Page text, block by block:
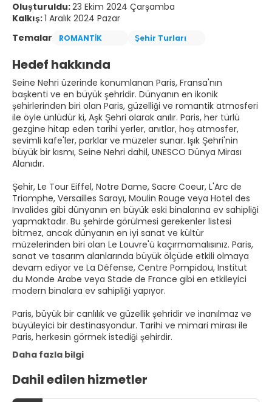
Oluşturuldu:23 Ekim 2024 Çarşamba
Kalkış:1 Aralık 2024 Pazar
Temalar
ROMANTİK Şehir Turları
Hedef hakkında
Seine Nehri üzerinde konumlanan Paris, Fransa'nın
başkenti ve en büyük şehridir. Dünyanın en ikonik
şehirlerinden biri olan Paris, güzelliği ve romantik atmosferi
ile öyle ünlüdür ki, Aşk Şehri olarak anılır. Paris, her türlü
gezgine hitap eden tarihi yerler, anıtlar, hoş atmosfer,
sevimli kafe'ler, parklar ve müzeler sunar. Işık Şehri'nin
büyük bir kısmı, Seine Nehri dahil, UNESCO Dünya Mirası
Alanıdır.
Şehir, Le Tour Eiffel, Notre Dame, Sacre Coeur, L'Arc de
Triomphe, Versailles Sarayı, Moulin Rouge veya Hotel des
Invalides gibi dünyanın en büyük eski binalarına ev sahipliği
yapmaktadır. Bu şehirde görülmesi gerekenler listesi
bitmez, ancak dünyanın en iyi sanat ve kültür
müzelerinden biri olan Le Louvre'ü kaçırmamalısınız. Paris,
sanat ve tasarım alanlarında büyük ölçüde etkili olmaya
devam ediyor ve La Défense, Centre Pompidou, Institut
du Monde Arabe veya Stade de France gibi en etkileyici
modern binalara ev sahipliği yapıyor.
Paris, büyük bir canlılık ve güzellik şehridir ve inanılmaz ve
büyüleyici bir destinasyondur. Tarihi ve mimari mirası ile
Paris, herkesin görmek istediği şehirdir.
Daha fazla bilgi
Dahil edilen hizmetler